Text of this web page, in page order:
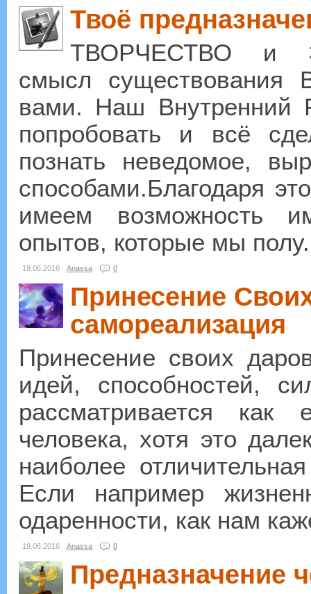
Твоё
ТВОРЧЕСТВО и
смысл существования
вами. Наш Внутренний
попробовать и всё
познать неведомое,
способами.Благодаря
имеем возможность
опытов, которые мы
19.06.2016 Anassa 0
Принесение
самореализация
Принесение своих
идей, способностей,
рассматривается как
человека, хотя это
наиболее
Если например
одаренности, как нам
19.06.2016 Anassa 0
Предназначение